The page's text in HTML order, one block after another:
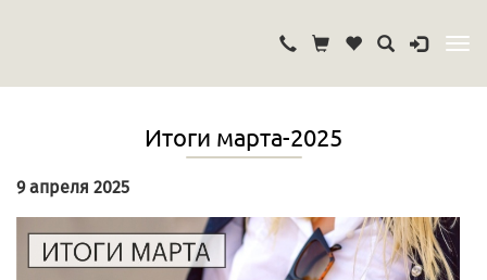
Итоги марта-2025
9 апреля 2025